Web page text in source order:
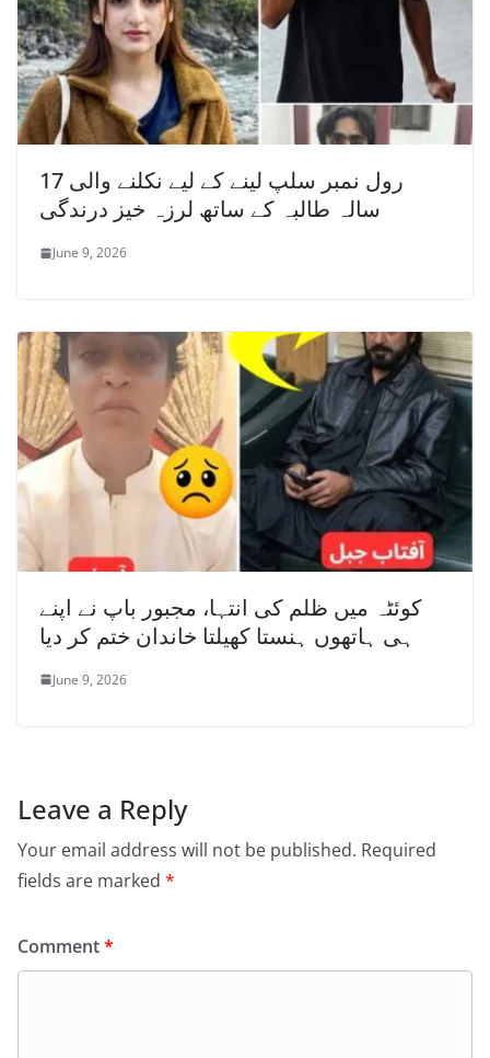
رول نمبر سلپ لینے کے لیے نکلنے والی 17
سالہ طالبہ کے ساتھ لرزہ خیز درندگی
June 9, 2026
کوئٹہ میں ظلم کی انتہا، مجبور باپ نے اپنے
ہی ہاتھوں ہنستا کھیلتا خاندان ختم کر دیا
June 9, 2026
Leave a Reply
Your email address will not be published. Required
fields are marked *
Comment*